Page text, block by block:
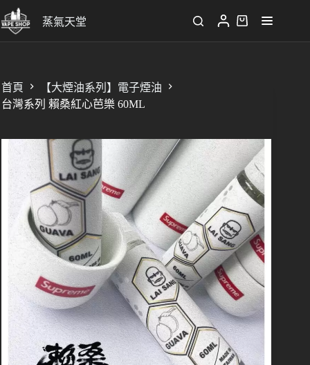
蒸氣天堂
首頁
【大煙油系列】電子煙油
台灣系列 賴桑紅心芭樂 60ML